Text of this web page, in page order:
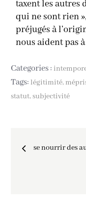
taxent les autres
qui ne sont rien
préjugés à
nous aident pas
Categories :
Tags: légitimité
statut subjectivité
se nourrir des